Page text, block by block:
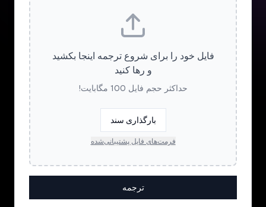
فایل خود را برای شروع ترجمه اینجا بکشید
و رها کنید
حداکثر حجم فایل 100 مگابایت!
بارگذاری سند
فرمت‌های فایل پشتیبانی‌شده
ترجمه